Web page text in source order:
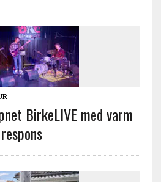
BirkeLIVE med varm